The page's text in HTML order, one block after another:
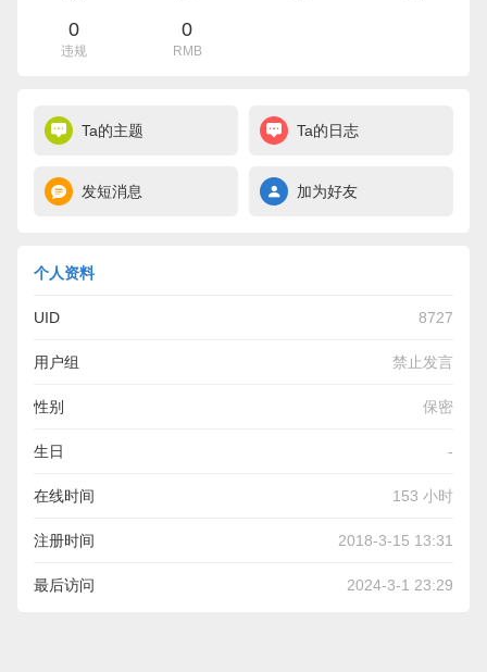
0
违规
0
RMB
Ta的主题 Ta的日志
发短消息 加为好友
个人资料
UID 8727
用户组 禁止发言
性别 保密
生日 -
在线时间 153 小时
注册时间 2018-3-15 13:31
最后访问 2024-3-1 23:29